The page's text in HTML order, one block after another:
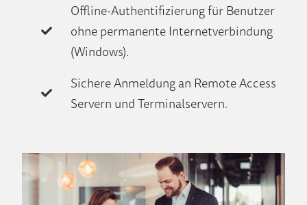
Offline-Authentifizierung für Benutzer
ohne permanente Internetverbindung
(Windows).
Sichere Anmeldung an Remote Access
Servern und Terminalservern.